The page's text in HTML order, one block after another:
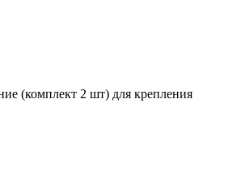
(комплект 2 шт) для крепления